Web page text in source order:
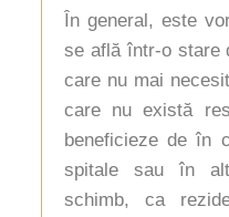
În general, este
se află într-o stare
care nu mai
care nu există
beneficieze de în
spitale sau în
schimb, ca